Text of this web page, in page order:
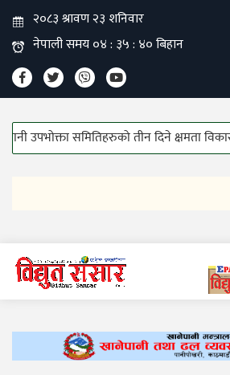
समितिहरुको तीन दिने क्षमता विकास तालिम सुरु!